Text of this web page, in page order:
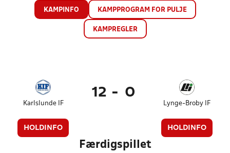
KAMPINFO KAMPPROGRAM FOR PULJE
KAMPREGLER
Karlslunde IF
HOLDINFO
12 - 0
Lynge-Broby IF
HOLDINFO
Færdigspillet